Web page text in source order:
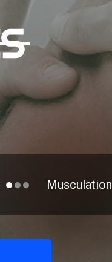
Musculation